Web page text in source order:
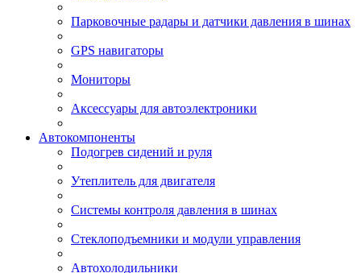
Парковочные радары и датчики давления в шинах
GPS навигаторы
Мониторы
Аксессуары для автоэлектроники
Автокомпоненты
Подогрев сидений и руля
Утеплитель для двигателя
Системы контроля давления в шинах
Стеклоподъемники и модули управления
Автохолодильники